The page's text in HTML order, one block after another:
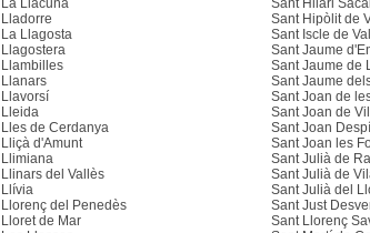
La Llacuna
Lladorre
La Llagosta
Llagostera
Llambilles
Llanars
Llavorsí
Lleida
Lles de Cerdanya
Lliçà d'Amunt
Llimiana
Llinars del Vallès
Llívia
Llorenç del Penedès
Lloret de Mar
Sant Hilari
Sant Hipòlit de
Sant Iscle de
Sant Jaume
Sant Jaume de
Sant Jaume
Sant Joan de
Sant Joan de
Sant Joan Despí
Sant Joan les
Sant Julià de
Sant Julià de
Sant Julià del
Sant Just
Sant Llorenç